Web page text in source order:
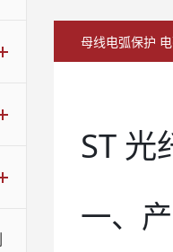
母线电弧保护
ST 光
一、